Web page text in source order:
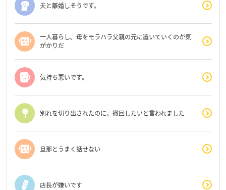
夫と離婚しそうです。
一人暮らし。母をモラハラ父親の元に置いていくのが気
がかりだ
気持ち悪いです。
別れを切り出されたのに、撤回したいと言われました
旦那とうまく話せない
店長が嫌いです